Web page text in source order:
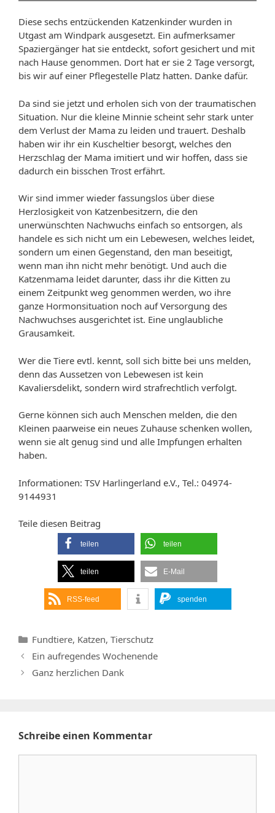
Diese sechs entzückenden Katzenkinder wurden in
Utgast am Windpark ausgesetzt. Ein aufmerksamer
Spaziergänger hat sie entdeckt, sofort gesichert und mit
nach Hause genommen. Dort hat er sie 2 Tage versorgt,
bis wir auf einer Pflegestelle Platz hatten. Danke dafür.
Da sind sie jetzt und erholen sich von der traumatischen
Situation. Nur die kleine Minnie scheint sehr stark unter
dem Verlust der Mama zu leiden und trauert. Deshalb
haben wir ihr ein Kuscheltier besorgt, welches den
Herzschlag der Mama imitiert und wir hoffen, dass sie
dadurch ein bisschen Trost erfährt.
Wir sind immer wieder fassungslos über diese
Herzlosigkeit von Katzenbesitzern, die den
unerwünschten Nachwuchs einfach so entsorgen, als
handele es sich nicht um ein Lebewesen, welches leidet,
sondern um einen Gegenstand, den man beseitigt,
wenn man ihn nicht mehr benötigt. Und auch die
Katzenmama leidet darunter, dass ihr die Kitten zu
einem Zeitpunkt weg genommen werden, wo ihre
ganze Hormonsituation noch auf Versorgung des
Nachwuchses ausgerichtet ist. Eine unglaubliche
Grausamkeit.
Wer die Tiere evtl. kennt, soll sich bitte bei uns melden,
denn das Aussetzen von Lebewesen ist kein
Kavaliersdelikt, sondern wird strafrechtlich verfolgt.
Gerne können sich auch Menschen melden, die den
Kleinen paarweise ein neues Zuhause schenken wollen,
wenn sie alt genug sind und alle Impfungen erhalten
haben.
Informationen: TSV Harlingerland e.V., Tel.: 04974-
9144931
Teile diesen Beitrag
teilen teilen
teilen E-Mail
RSS-feed spenden
Kategorien
Fundtiere, Katzen, Tierschutz
Ein aufregendes Wochenende
Ganz herzlichen Dank
Schreibe einen Kommentar